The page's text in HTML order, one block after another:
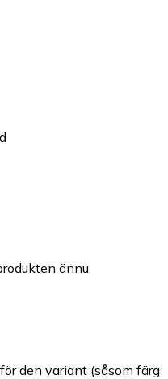
ännu.
den variant (såsom färg